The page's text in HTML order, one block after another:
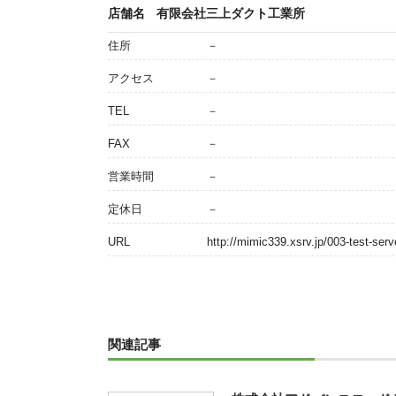
店舗名 有限会社三上ダクト工業所
住所 －
アクセス －
TEL －
FAX －
営業時間 －
定休日 －
URL http://mimic339.xsrv.jp/003-test-
関連記事